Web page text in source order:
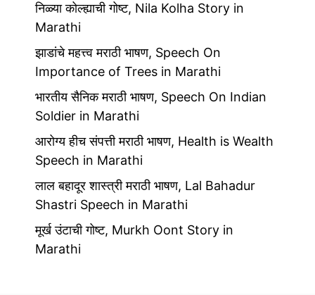
निळ्या कोल्ह्याची गोष्ट, Nila Kolha Story in
Marathi
झाडांचे महत्त्व मराठी भाषण, Speech On
Importance of Trees in Marathi
भारतीय सैनिक मराठी भाषण, Speech On Indian
Soldier in Marathi
आरोग्य हीच संपत्ती मराठी भाषण, Health is Wealth
Speech in Marathi
लाल बहादूर शास्त्री मराठी भाषण, Lal Bahadur
Shastri Speech in Marathi
मूर्ख उंटाची गोष्ट, Murkh Oont Story in
Marathi